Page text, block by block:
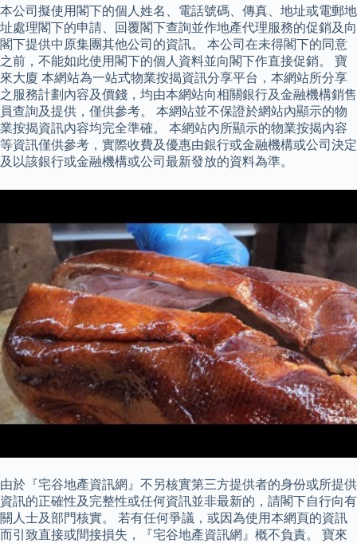
本公司擬使用閣下的個人姓名、電話號碼、傳真、地址或電郵地
址處理閣下的申請、回覆閣下查詢並作地產代理服務的促銷及向
閣下提供中原集團其他公司的資訊。 本公司在未得閣下的同意
之前，不能如此使用閣下的個人資料並向閣下作直接促銷。 寶
來大廈 本網站為一站式物業按揭資訊分享平台，本網站所分享
之服務計劃內容及價錢，均由本網站向相關銀行及金融機構銷售
員查詢及提供，僅供參考。 本網站並不保證於網站內顯示的物
業按揭資訊內容均完全準確。 本網站內所顯示的物業按揭內容
等資訊僅供參考，實際收費及優惠由銀行或金融機構或公司決定
及以該銀行或金融機構或公司最新發放的資料為準。
由於『宅谷地產資訊網』不另核實第三方提供者的身份或所提供
資訊的正確性及完整性或任何資訊並非最新的，請閣下自行向有
關人士及部門核實。 若有任何爭議，或因為使用本網頁的資訊
而引致直接或間接損失，『宅谷地產資訊網』概不負責。 寶來